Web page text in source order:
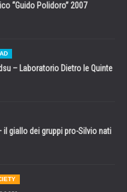
“Guido Polidoro” 2007
– Laboratorio Dietro le Quinte
il giallo dei gruppi pro-Silvio nati